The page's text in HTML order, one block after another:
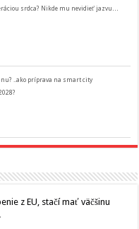
srdca? Nikde mu nevidieť jazvu…
..ako príprava na smart city
z EU, stačí mať väčšinu